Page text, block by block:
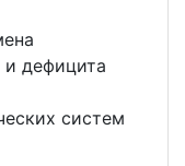
и дефицита
систем